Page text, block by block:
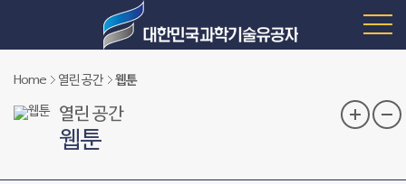
Home 열린 공간 웹툰
열린 공간
웹툰